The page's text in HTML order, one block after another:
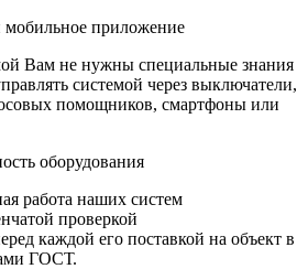
мобильное приложение
Вам не нужны специальные знания
системой через выключатели,
помощников, смартфоны или
оборудования
работа наших систем
проверкой
каждой его поставкой на объект в
ГОСТ.